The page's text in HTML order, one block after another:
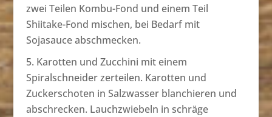
zwei Teilen Kombu-Fond und einem Teil
Shiitake-Fond mischen, bei Bedarf mit
Sojasauce abschmecken.
Karotten und Zucchini mit einem
Spiralschneider zerteilen. Karotten und
Zuckerschoten in Salzwasser blanchieren und
abschrecken. Lauchzwiebeln in schräge